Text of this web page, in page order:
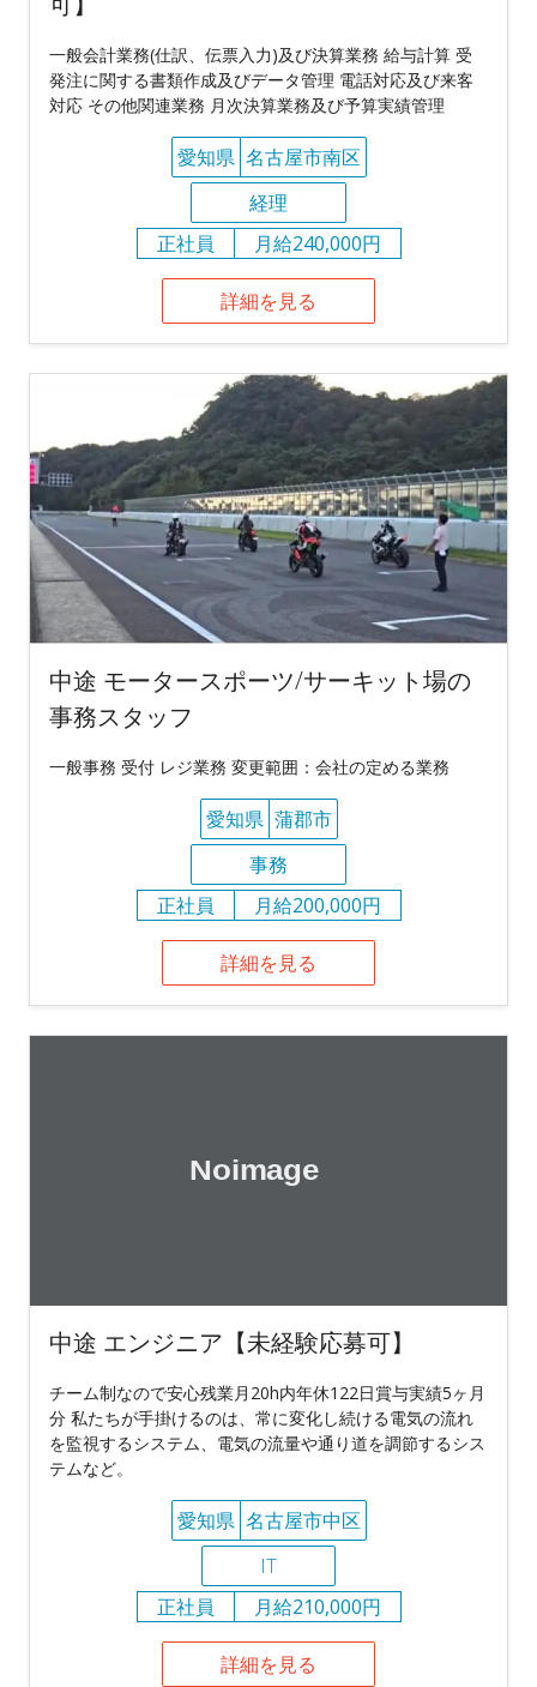
一般会計業務(仕訳、伝票入力)及び決算業務 給与計算 受
発注に関する書類作成及びデータ管理 電話対応及び来客
対応 その他関連業務 月次決算業務及び予算実績管理
愛知県 名古屋市南区
経理
正社員
月給240,000円
詳細を見る
中途 モータースポーツ/サーキット場の
事務スタッフ
一般事務 受付 レジ業務 変更範囲：会社の定める業務
愛知県 蒲郡市
事務
正社員
月給200,000円
詳細を見る
中途 エンジニア【未経験応募可】
チーム制なので安心残業月20h内年休122日賞与実績5ヶ月
分 私たちが手掛けるのは、常に変化し続ける電気の流れ
を監視するシステム、電気の流量や通り道を調節するシス
テムなど。
愛知県 名古屋市中区
IT
正社員
月給210,000円
詳細を見る